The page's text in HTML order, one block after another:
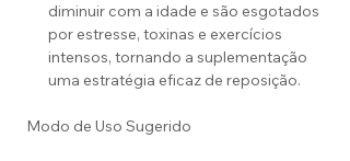
diminuir com a idade e são esgotados
por estresse, toxinas e exercícios
intensos, tornando a suplementação
uma estratégia eficaz de reposição.
Modo de Uso Sugerido